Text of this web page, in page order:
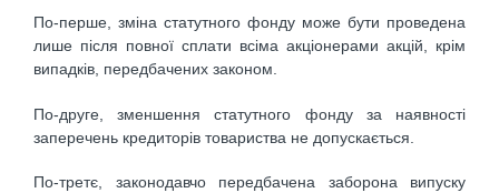
По-перше, зміна статутного фонду може бути проведена
лише після повної сплати всіма акціонерами акцій, крім
випадків, передбачених законом.
По-друге, зменшення статутного фонду за наявності
заперечень кредиторів товариства не допускається.
По-третє, законодавчо передбачена заборона випуску